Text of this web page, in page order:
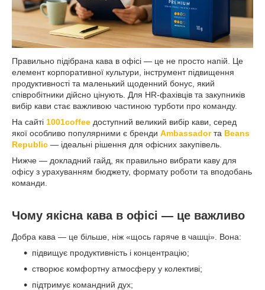
Правильно підібрана кава в офісі — це не просто напій. Це
елемент корпоративної культури, інструмент підвищення
продуктивності та маленький щоденний бонус, який
співробітники дійсно цінують. Для HR-фахівців та закупників
вибір кави стає важливою частиною турботи про команду.
На сайті 1001coffee доступний великий вибір кави, серед
якої особливо популярними є бренди Ambassadorта Beans
Republic — ідеальні рішення для офісних закупівель.
Нижче — докладний гайд, як правильно вибрати каву для
офісу з урахуванням бюджету, формату роботи та вподобань
команди.
Чому якісна кава в офісі — це важливо
Добра кава — це більше, ніж «щось гаряче в чашці». Вона:
підвищує продуктивність і концентрацію;
створює комфортну атмосферу у колективі;
підтримує командний дух;